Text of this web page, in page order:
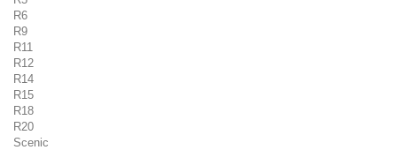
R6
R9
R11
R12
R14
R15
R18
R20
Scenic